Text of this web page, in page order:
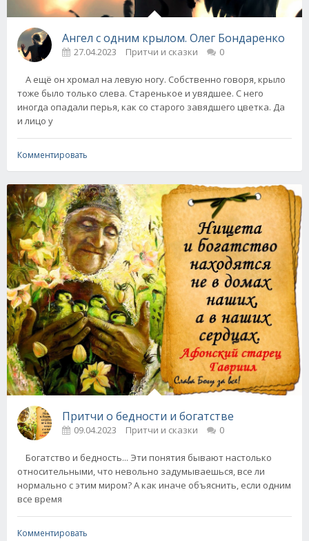
Ангел с одним крылом. Олег Бондаренко
27.04.2023 Притчи и сказки 0
А ещё он хромал на левую ногу. Собственно говоря, крыло
тоже было только слева. Старенькое и увядшее. С него
иногда опадали перья, как со старого завядшего цветка. Да
и лицо у
Комментировать
Притчи о бедности и богатстве
09.04.2023 Притчи и сказки 0
Богатство и бедность... Эти понятия бывают настолько
относительными, что невольно задумываешься, все ли
нормально с этим миром? А как иначе объяснить, если одним
все время
Комментировать